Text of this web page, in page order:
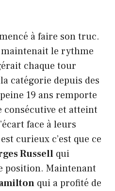
à faire son truc.
le rythme
chaque tour
catégorie depuis des
19 ans remporte
consécutive et atteint
face à leurs
curieux c’est que ce
Russell qui
position. Maintenant
qui a profité de